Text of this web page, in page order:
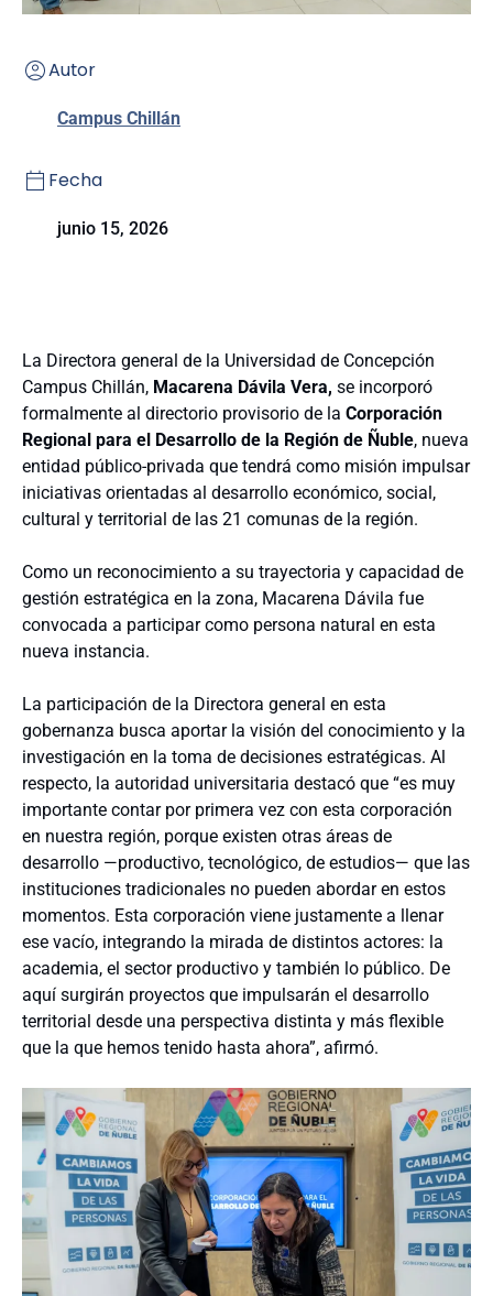
Autor
Campus Chillán
Fecha
junio 15, 2026
La Directora general de la Universidad de Concepción
Campus Chillán, Macarena Dávila Vera, se incorporó
formalmente al directorio provisorio de la Corporación
Regional para el Desarrollo de la Región de Ñuble, nueva
entidad público-privada que tendrá como misión impulsar
iniciativas orientadas al desarrollo económico, social,
cultural y territorial de las 21 comunas de la región.
Como un reconocimiento a su trayectoria y capacidad de
gestión estratégica en la zona, Macarena Dávila fue
convocada a participar como persona natural en esta
nueva instancia.
La participación de la Directora general en esta
gobernanza busca aportar la visión del conocimiento y la
investigación en la toma de decisiones estratégicas. Al
respecto, la autoridad universitaria destacó que “es muy
importante contar por primera vez con esta corporación
en nuestra región, porque existen otras áreas de
desarrollo —productivo, tecnológico, de estudios— que las
instituciones tradicionales no pueden abordar en estos
momentos. Esta corporación viene justamente a llenar
ese vacío, integrando la mirada de distintos actores: la
academia, el sector productivo y también lo público. De
aquí surgirán proyectos que impulsarán el desarrollo
territorial desde una perspectiva distinta y más flexible
que la que hemos tenido hasta ahora”, afirmó.